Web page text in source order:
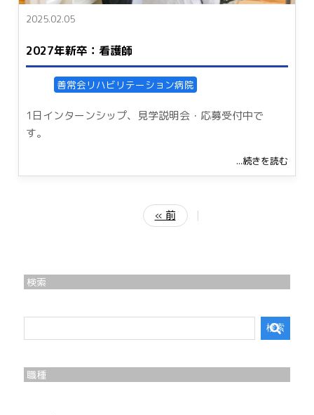
2025.02.05
2027年新卒：看護師
善常会リハビリテーション病院
1日インターンシップ、見学説明会・応募受付中で
...続きを読む
« 前
検索
職種